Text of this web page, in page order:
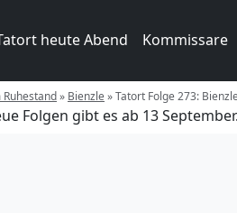
heute Abend Kommissare
» Bienzle»Tatort Folge 273:
Folgen gibt es ab 13 September.